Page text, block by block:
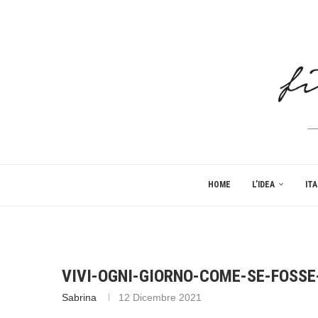
HOME L’IDEA
VIVI-OGNI-GIORNO-COME-SE-
Sabrina 12 Dicembre 2021